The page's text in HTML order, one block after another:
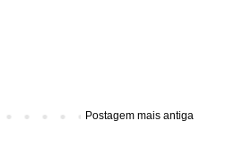
Postagem mais antiga